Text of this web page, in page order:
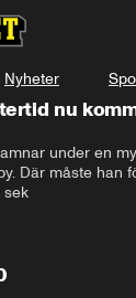
Nyheter
nu
under en
Där måste han
medan de
sek